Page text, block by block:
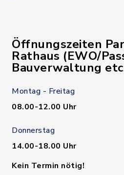
Öffnungszeiten
Rathaus (EWO/
Bauverwaltung
Montag - Freitag
08.00-12.00 Uhr
Donnerstag
14.00-18.00 Uhr
Kein Termin nötig!